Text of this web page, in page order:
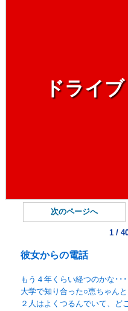
ドライブ
次のページへ
1 /
彼女からの電話
もう４年くらい経つのかな･･
大学で知り合った○恵ちゃん
２人はよくつるんでいて、ど